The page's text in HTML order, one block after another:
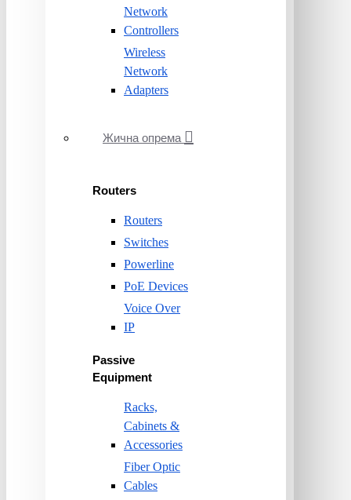
Network
Controllers
Wireless
Network
Adapters
Жична опрема
Routers
Routers
Switches
Powerline
PoE Devices
Voice Over
IP
Passive
Equipment
Racks,
Cabinets &
Accessories
Fiber Optic
Cables